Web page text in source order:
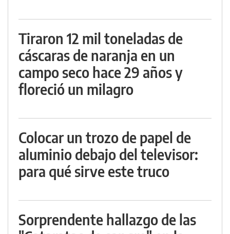
Tiraron 12 mil toneladas de
cáscaras de naranja en un
campo seco hace 29 años y
floreció un milagro
Colocar un trozo de papel de
aluminio debajo del televisor:
para qué sirve este truco
Sorprendente hallazgo de las